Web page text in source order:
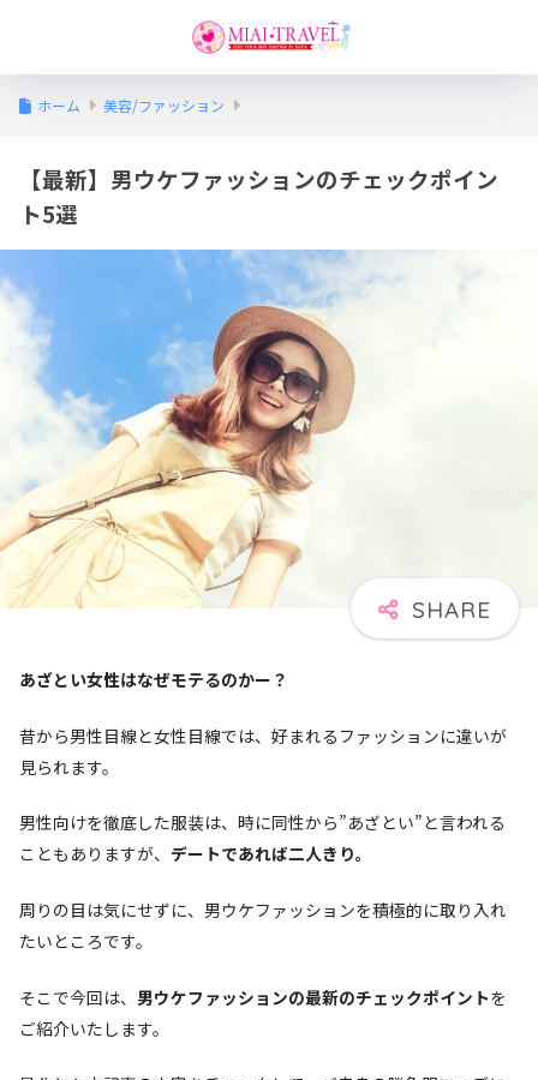
ホーム 美容/ファッション
【最新】男ウケファッションのチェックポイン
ト5選
あざとい女性はなぜモテるのかー？
昔から男性目線と女性目線では、好まれるファッションに違いが
見られます。
男性向けを徹底した服装は、時に同性から”あざとい”と言われる
こともありますが、 デートであれば二人きり。
周りの目は気にせずに、男ウケファッションを積極的に取り入れ
たいところです。
そこで今回は、 男ウケファッションの最新のチェックポイントを
ご紹介いたします。